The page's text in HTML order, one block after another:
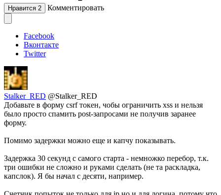
Нравится 2 Комментировать
Facebook
Вконтакте
Twitter
Stalker_RED @Stalker_RED
Добавьте в форму csrf токен, чобы ограничить xss и нельзя
было просто спамить post-запросами не получив заранее
форму.
Помимо задержки можно еще и капчу показывать.
Задержка 30 секунд с самого старта - немножко перебор, т.к.
три ошибки не сложно и руками сделать (не та раскладка,
капслок). Я бы начал с десяти, например.